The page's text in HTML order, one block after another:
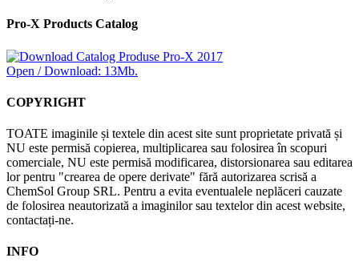
Pro-X Products Catalog
Open / Download: 13Mb.
COPYRIGHT
TOATE imaginile și textele din acest site sunt proprietate privată și
NU este permisă copierea, multiplicarea sau folosirea în scopuri
comerciale, NU este permisă modificarea, distorsionarea sau editarea
lor pentru "crearea de opere derivate" fără autorizarea scrisă a
ChemSol Group SRL. Pentru a evita eventualele neplăceri cauzate
de folosirea neautorizată a imaginilor sau textelor din acest website,
contactați-ne.
INFO